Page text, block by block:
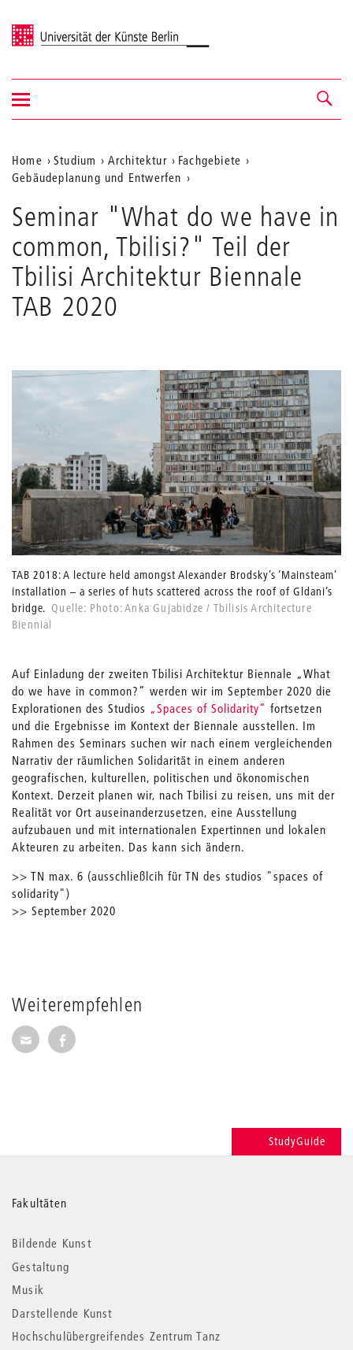
Universität der Künste Berlin
Navigation &
Suche
Navigation
ein-/ausblenden
Aktuelle
Position
auf
der
Webseite
Home Studium Architektur
Fachgebiete
Gebäudeplanung und Entwerfen
Seminar "What do we have in
common, Tbilisi?" Teil der
Tbilisi Architektur Biennale
TAB 2020
Weiterempfehlen
Seite per E-Mail weiterempfehlen
Seite auf Facebook weiterempfehlen
TAB 2018: A lecture held amongst Alexander Brodsky’s ‘Mainsteam’
installation – a series of huts scattered across the roof of Gldani’s
bridge. Quelle: Photo: Anka Gujabidze / Tbilisis Architecture
Biennial
Auf Einladung der zweiten Tbilisi Architektur Biennale „What
do we have in common?“ werden wir im September 2020 die
Explorationen des Studios „Spaces of Solidarity“ fortsetzen
und die Ergebnisse im Kontext der Biennale ausstellen. Im
Rahmen des Seminars suchen wir nach einem vergleichenden
Narrativ der räumlichen Solidarität in einem anderen
geografischen, kulturellen, politischen und ökonomischen
Kontext. Derzeit planen wir, nach Tbilisi zu reisen, uns mit der
Realität vor Ort auseinanderzusetzen, eine Ausstellung
aufzubauen und mit internationalen Expertinnen und lokalen
Akteuren zu arbeiten. Das kann sich ändern.
>> TN max. 6 (ausschließlcih für TN des studios "spaces of
solidarity")
>> September 2020
StudyGuide
Weitere
Informationen
Fakultäten
Bildende Kunst
Gestaltung
Musik
Darstellende Kunst
Hochschulübergreifendes Zentrum Tanz